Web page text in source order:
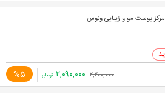
مرکز پوست مو و زیبایی ونوس
%5 ۲,۲۰۰,۰۰۰ ۲,۰۹۰,۰۰۰ تومان